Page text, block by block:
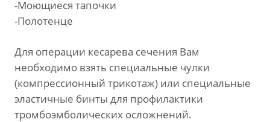
-Моющиеся тапочки
-Полотенце
Для операции кесарева сечения Вам
необходимо взять специальные чулки
(компрессионный трикотаж) или специальные
эластичные бинты для профилактики
тромбоэмболических осложнений.